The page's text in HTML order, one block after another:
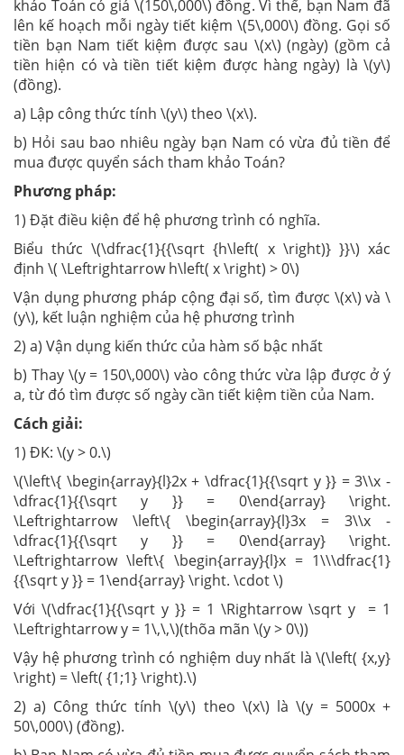
khảo Toán có giá \(150\,000\) đồng. Vì thế, bạn Nam đã
lên kế hoạch mỗi ngày tiết kiệm \(5\,000\) đồng. Gọi số
tiền bạn Nam tiết kiệm được sau \(x\) (ngày) (gồm cả
tiền hiện có và tiền tiết kiệm được hàng ngày) là \(y\)
(đồng).
a) Lập công thức tính \(y\) theo \(x\).
b) Hỏi sau bao nhiêu ngày bạn Nam có vừa đủ tiền để
mua được quyển sách tham khảo Toán?
Phương pháp:
1) Đặt điều kiện để hệ phương trình có nghĩa.
Biểu thức \(\dfrac{1}{{\sqrt {h\left( x \right)} }}\) xác
định \( \Leftrightarrow h\left( x \right) > 0\)
Vận dụng phương pháp cộng đại số, tìm được \(x\) và \
(y\), kết luận nghiệm của hệ phương trình
2) a) Vận dụng kiến thức của hàm số bậc nhất
b) Thay \(y = 150\,000\) vào công thức vừa lập được ở ý
a, từ đó tìm được số ngày cần tiết kiệm tiền của Nam.
Cách giải:
1) ĐK: \(y > 0.\)
\(\left\{ \begin{array}{l}2x + \dfrac{1}{{\sqrt y }} = 3\\x -
\dfrac{1}{{\sqrt y }} = 0\end{array} \right.
\Leftrightarrow \left\{ \begin{array}{l}3x = 3\\x -
\dfrac{1}{{\sqrt y }} = 0\end{array} \right.
\Leftrightarrow \left\{ \begin{array}{l}x = 1\\\dfrac{1}
{{\sqrt y }} = 1\end{array} \right. \cdot \)
Với \(\dfrac{1}{{\sqrt y }} = 1 \Rightarrow \sqrt y = 1
\Leftrightarrow y = 1\,\,\)(thõa mãn \(y > 0\))
Vậy hệ phương trình có nghiệm duy nhất là \(\left( {x,y}
\right) = \left( {1;1} \right).\)
2) a) Công thức tính \(y\) theo \(x\) là \(y = 5000x +
50\,000\) (đồng).